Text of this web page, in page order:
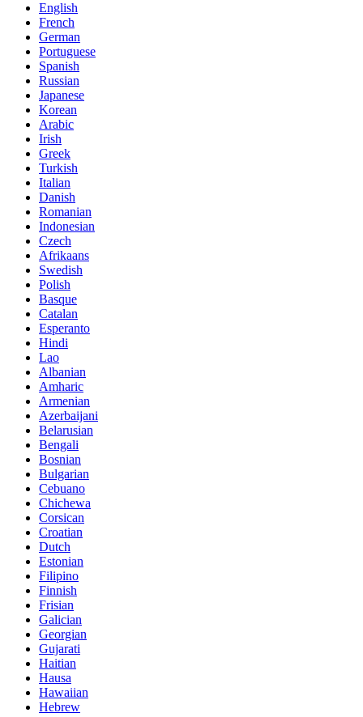
English
French
German
Portuguese
Spanish
Russian
Japanese
Korean
Arabic
Irish
Greek
Turkish
Italian
Danish
Romanian
Indonesian
Czech
Afrikaans
Swedish
Polish
Basque
Catalan
Esperanto
Hindi
Lao
Albanian
Amharic
Armenian
Azerbaijani
Belarusian
Bengali
Bosnian
Bulgarian
Cebuano
Chichewa
Corsican
Croatian
Dutch
Estonian
Filipino
Finnish
Frisian
Galician
Georgian
Gujarati
Haitian
Hausa
Hawaiian
Hebrew